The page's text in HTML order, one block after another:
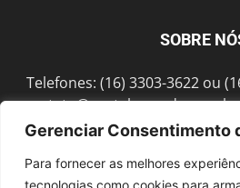
Gerenciar Consentimento
Para fornecer as melhores
tecnologias como cookies para
SOBRE
Telefones: (16) 3303-3622 ou
contato@portalmorada.com.br
Sex das 8h às 18h / Endereço: